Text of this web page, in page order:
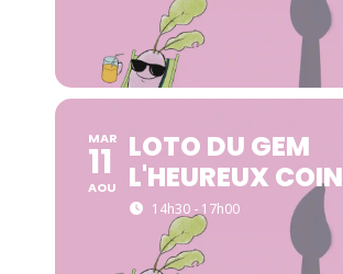
MAR
11
AOU
LOTO DU GEM
L'HEUREUX COIN
14h30 - 17h00